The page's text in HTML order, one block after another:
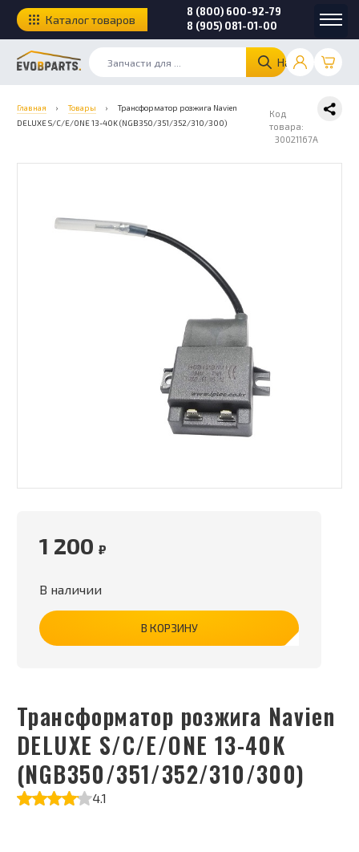
Найти
8 (800) 600-92-79
8 (905) 081-01-00
Каталог товаров
Главная › Товары ›
Трансформатор розжига Navien
DELUXE S/C/E/ONE 13-40K (NGB350/351/352/310/300)
Код
товара:
30021167A
Трансформатор розжига Navien
DELUXE S/C/E/ONE 13-40K
(NGB350/351/352/310/300)
4.1
1 200 ₽
В наличии
В КОРЗИНУ